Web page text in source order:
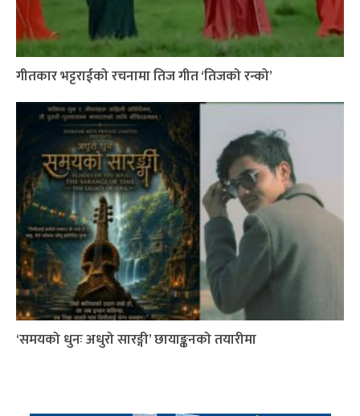
गीतकार भट्टराईको रचनामा तिज गीत ‘तिजको रन्को’
‘समयको धुनः अधुरो सारङ्गी’ छायाङ्कनको तयारीमा